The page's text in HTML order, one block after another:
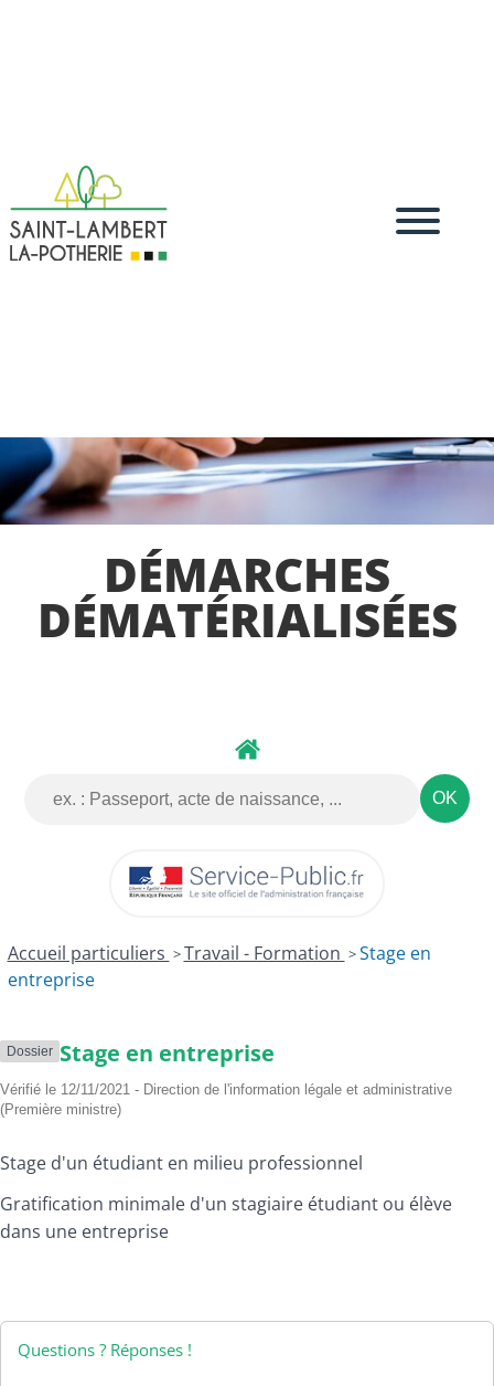
DÉMARCHES
DÉMATÉRIALISÉES
Accueil particuliers >Travail - Formation >Stage en
entreprise
Dossier Stage en entreprise
Vérifié le 12/11/2021 - Direction de l'information légale et administrative
(Première ministre)
Stage d'un étudiant en milieu professionnel
Gratification minimale d'un stagiaire étudiant ou élève
dans une entreprise
Questions ? Réponses !